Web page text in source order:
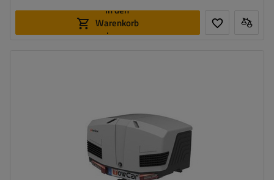
In den
Warenkorb
legen
TÜV ,City Crash
Integrierte LED-Beleuchtung
rollen für einfachen Transport und Montage